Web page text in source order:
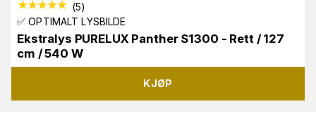
(5)
✅ OPTIMALT LYSBILDE
Ekstralys PURELUX Panther S1300 - Rett / 127
cm / 540 W
KJØP